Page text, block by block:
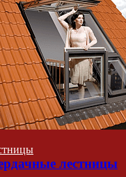
лестницы